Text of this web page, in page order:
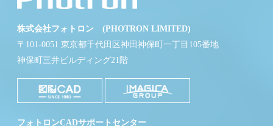
株式会社フォトロン (PHOTRON LIMITED)
〒101-0051 東京都千代田区神田神保町一丁目105番地
神保町三井ビルディング21階
フォトロンCADサポートセンター